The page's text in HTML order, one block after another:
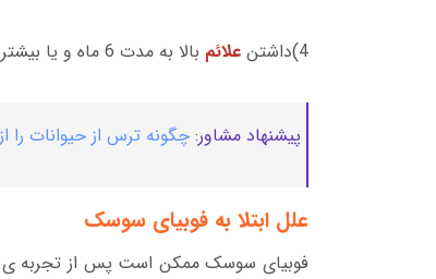
4)داشتن علائم بالا به مدت 6 ماه و یا بیشتر نشانه ی ابتلا به این فوبیاست.
پیشنهاد مشاور: چگونه ترس از حیوانات را
علل ابتلا به فوبیای سوسک
فوبیای سوسک ممکن است پس از تجربه ی